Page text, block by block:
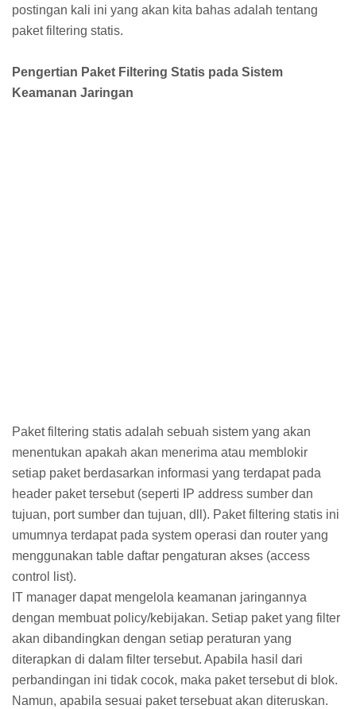
postingan kali ini yang akan kita bahas adalah tentang
paket filtering statis.
Pengertian Paket Filtering Statis pada Sistem
Keamanan Jaringan
Paket filtering statis adalah sebuah sistem yang akan
menentukan apakah akan menerima atau memblokir
setiap paket berdasarkan informasi yang terdapat pada
header paket tersebut (seperti IP address sumber dan
tujuan, port sumber dan tujuan, dll). Paket filtering statis ini
umumnya terdapat pada system operasi dan router yang
menggunakan table daftar pengaturan akses (access
control list).
IT manager dapat mengelola keamanan jaringannya
dengan membuat policy/kebijakan. Setiap paket yang filter
akan dibandingkan dengan setiap peraturan yang
diterapkan di dalam filter tersebut. Apabila hasil dari
perbandingan ini tidak cocok, maka paket tersebut di blok.
Namun, apabila sesuai paket tersebuat akan diteruskan.